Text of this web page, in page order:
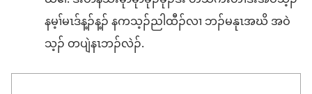
နမ့ၢ်မၤဒ်န့ၣ်န့ၣ် နကသ့ၣ်ညါထီၣ်လၢ ဘၣ်မနုၤအဃိ အဝဲ
သ့ၣ် တပျဲနၤဘၣ်လဲၣ်.